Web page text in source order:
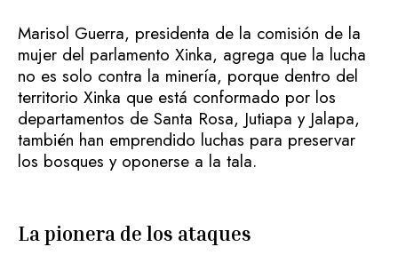
Marisol Guerra, presidenta de la comisión de la
mujer del parlamento Xinka, agrega que la lucha
no es solo contra la minería, porque dentro del
territorio Xinka que está conformado por los
departamentos de Santa Rosa, Jutiapa y Jalapa,
también han emprendido luchas para preservar
los bosques y oponerse a la tala.
La pionera de los ataques